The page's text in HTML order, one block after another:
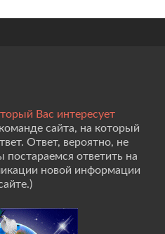
Вас интересует
сайта, на который
Ответ, вероятно, не
ответить на
новой информации